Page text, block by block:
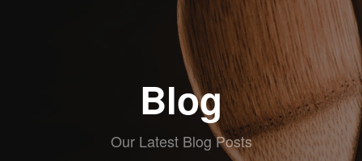
Back
RECIPeatS
RECETAS
ESCRITAS
VIDEO
RECETAS
Blog
Our Latest Blog Posts